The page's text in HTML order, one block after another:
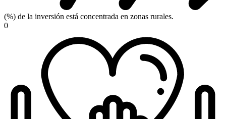
(%) de la inversión está concentrada en zonas rurales.
0